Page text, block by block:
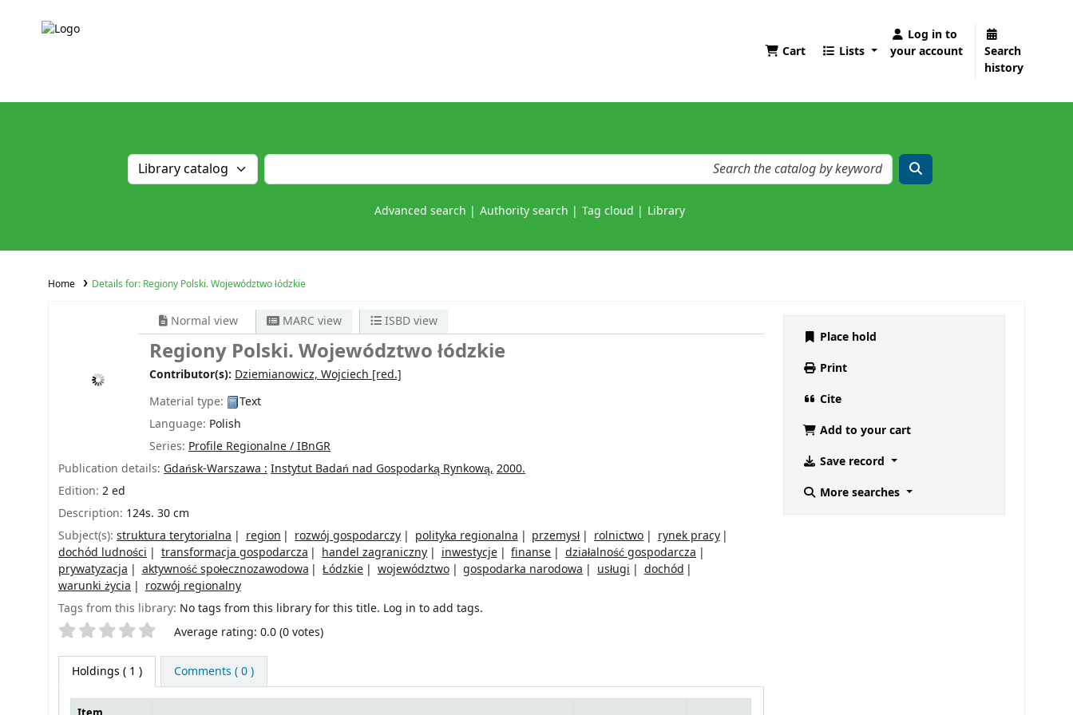
Cart Lists
Log in to
your account
Search
history
Advanced search Authority search Tag cloud Library
Home Details for: Regiony Polski. Województwo łódzkie
Normal view MARC view ISBD view
Regiony Polski. Województwo łódzkie
Contributor(s): Dziemianowicz, Wojciech [red.]
Material type:
Text
Language: Polish
Series: Profile Regionalne / IBnGR
Publication details: Gdańsk-Warszawa : Instytut Badań nad Gospodarką Rynkową, 2000.
Edition: 2 ed
Description: 124s. 30 cm
Subject(s): struktura terytorialna region rozwój gospodarczy polityka regionalna przemysł rolnictwo
rynek pracy
dochód ludności
transformacja gospodarcza handel zagraniczny inwestycje finanse
działalność gospodarcza
prywatyzacja
aktywność społecznozawodowa Łódzkie województwo gospodarka narodowa usługi
dochód
warunki życia
rozwój regionalny
Tags from this library: No tags from this library for this title. Log in to add tags.
Star ratings Average rating: 0.0 (0 votes)
Holdings ( 1 ) Comments ( 0 )
Place hold
Print
Cite
Add to your cart
Save record
More searches